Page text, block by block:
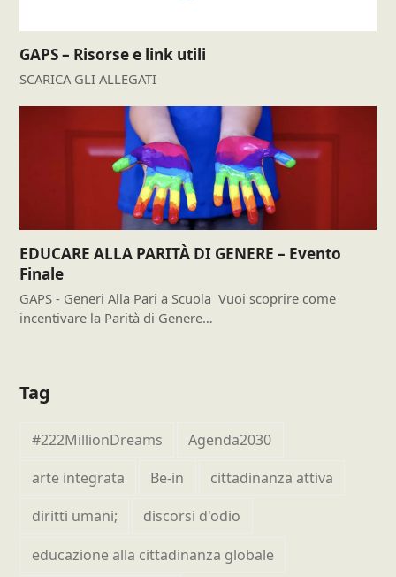
GAPS – Risorse e link utili
SCARICA GLI ALLEGATI
EDUCARE ALLA PARITÀ DI GENERE – Evento
Finale
GAPS - Generi Alla Pari a Scuola Vuoi scoprire come
incentivare la Parità di Genere…
Tag
#222MillionDreams
Agenda2030
arte integrata
Be-in
cittadinanza attiva
diritti umani;
discorsi d'odio
educazione alla cittadinanza globale